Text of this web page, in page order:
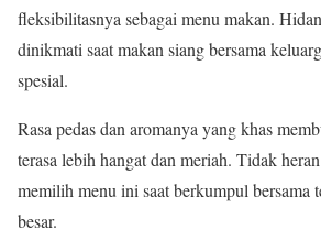
fleksibilitasnya sebagai menu makan.
dinikmati saat makan siang bersama
spesial.
Rasa pedas dan aromanya yang khas
terasa lebih hangat dan meriah. Tidak
memilih menu ini saat berkumpul bersama
besar.